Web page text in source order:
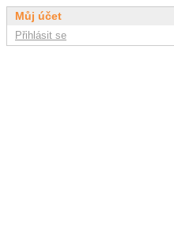
Můj účet
Přihlásit se